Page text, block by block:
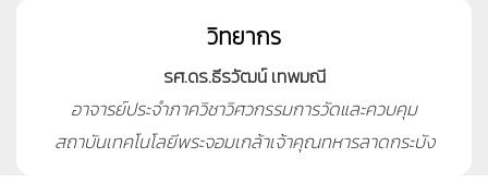
วิทยากร
รศ.ดร.ธีรวัฒน์ เทพมณี
อาจารย์ประจำภาควิชาวิศวกรรมการวัดและควบคุม
สถาบันเทคโนโลยีพระจอมเกล้าเจ้าคุณทหารลาดกระบัง